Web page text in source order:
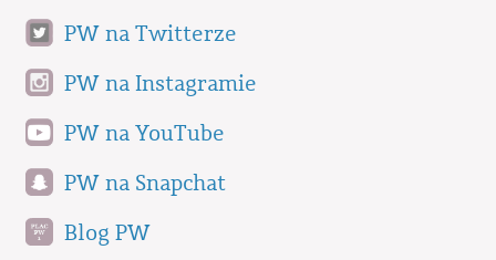
PW na Twitterze
PW na Instagramie
PW na YouTube
PW na Snapchat
Blog PW